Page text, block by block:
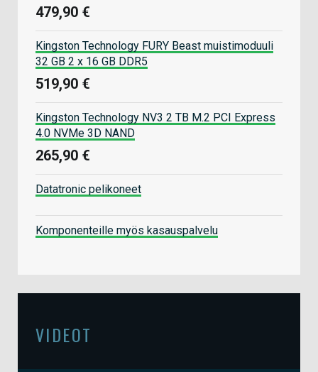
479,90 €
Kingston Technology FURY Beast muistimoduuli
32 GB 2 x 16 GB DDR5
519,90 €
Kingston Technology NV3 2 TB M.2 PCI Express
4.0 NVMe 3D NAND
265,90 €
Datatronic pelikoneet
Komponenteille myös kasauspalvelu
VIDEOT